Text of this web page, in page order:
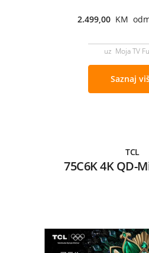
2.499,00 KM
uz Moja TV
Saznaj
TCL
75C6K 4K QD-